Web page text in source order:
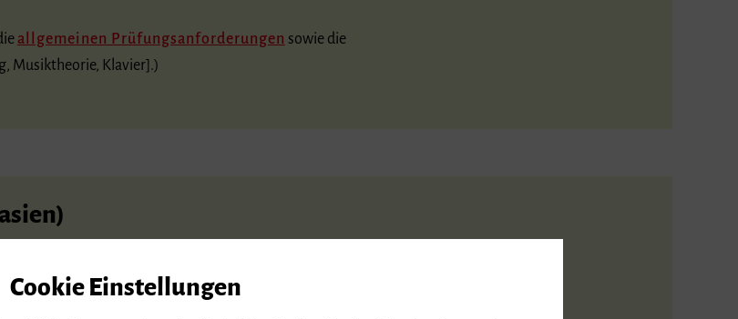
allgemeinen Prüfungsanforderungen sowie die
Musiktheorie, Klavier].)
Jazz/Pop möglich.
für ein Masterstudium. Er schließt ein wissenschaftliches
Cookie Einstellungen